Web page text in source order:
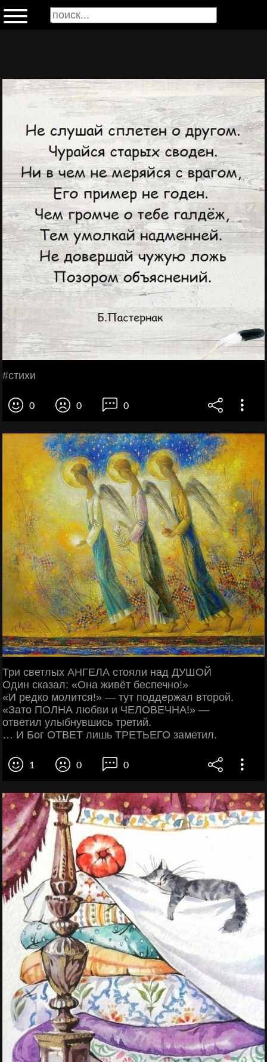
#стихи
0 0 0
Три светлых АНГЕЛА стояли над ДУШОЙ
Один сказал: «Она живёт беспечно!»
«И редко молится!» — тут поддержал второй.
«Зато ПОЛНА любви и ЧЕЛОВЕЧНА!» —
ответил улыбнувшись третий.
… И Бог ОТВЕТ лишь ТРЕТЬЕГО заметил.
1 0 0